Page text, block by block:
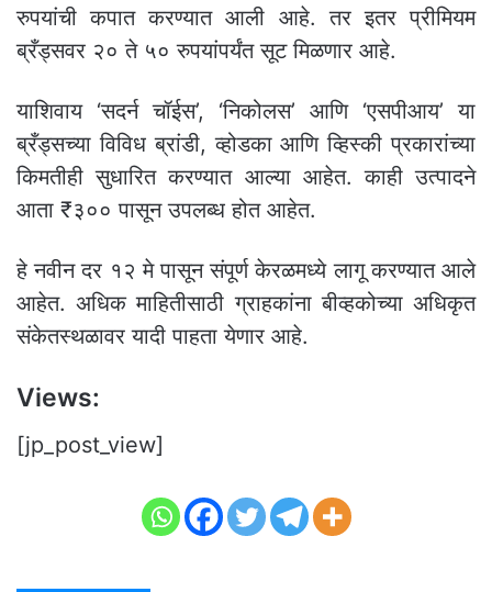
रुपयांची कपात करण्यात आली आहे. तर इतर प्रीमियम
ब्रँड्सवर २० ते ५० रुपयांपर्यंत सूट मिळणार आहे.
याशिवाय ‘सदर्न चॉईस’, ‘निकोलस’ आणि ‘एसपीआय’ या
ब्रँड्सच्या विविध ब्रांडी, व्होडका आणि व्हिस्की प्रकारांच्या
किमतीही सुधारित करण्यात आल्या आहेत. काही उत्पादने
आता ₹३०० पासून उपलब्ध होत आहेत.
हे नवीन दर १२ मे पासून संपूर्ण केरळमध्ये लागू करण्यात आले
आहेत. अधिक माहितीसाठी ग्राहकांना बीव्हकोच्या अधिकृत
संकेतस्थळावर यादी पाहता येणार आहे.
Views:
[jp_post_view]